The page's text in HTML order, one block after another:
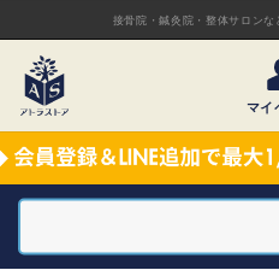
接骨院・鍼灸院・整体サロン
マイ